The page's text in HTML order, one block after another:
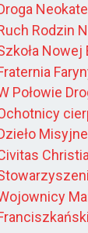
Rodzin
Połowie
Misyjne